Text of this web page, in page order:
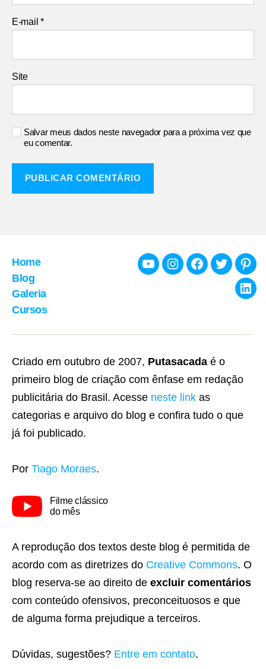
E-mail*
Site
Salvar meus dados neste navegador para a próxima vez que
eu comentar.
Home
Blog
Galeria
Cursos
YoutubeInstagramFacebook
Twitter
Criado em outubro de 2007, Putasacada é o
primeiro blog de criação com ênfase em redação
publicitária do Brasil. Acesse neste link as
categorias e arquivo do blog e confira tudo o que
já foi publicado.
Por Tiago Moraes.
Filme clássico
do mês
A reprodução dos textos deste blog é permitida de
acordo com as diretrizes do Creative Commons. O
blog reserva-se ao direito de excluir comentários
com conteúdo ofensivos, preconceituosos e que
de alguma forma prejudique a terceiros.
Dúvidas, sugestões? Entre em contato.